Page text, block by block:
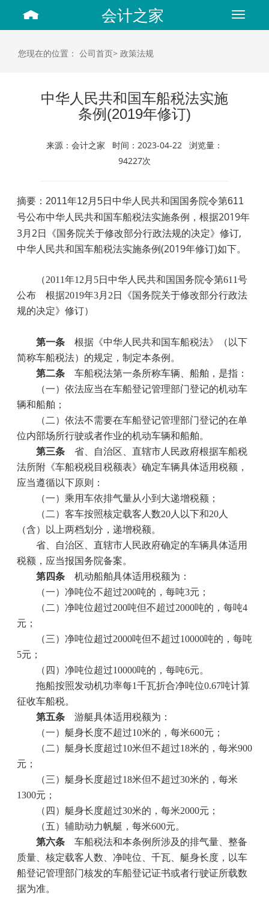
Toggle
会计之家
您现在的位置： 公司首页> 政策法规
中华人民共和国车船税法实施
条例(2019年修订)
来源：会计之家 时间：2023-04-22 浏览量：
94227次
摘要：2011年12月5日中华人民共和国国务院令第611
号公布中华人民共和国车船税法实施条例 ，根据2019年
3月2日《国务院关于修改部分行政法规的决定》修订,
中华人民共和国车船税法实施条例(2019年修订)如下。
（2011年12 月 5日中华人民共和国国务院令第611号
公布 根据2019年3月 2 日《国务院关于修改部分行政法
规的决定》修订）
第一条 根据《中华人民共和国车船税法》（以下
简称车船税法）的规定，制定本条例。
第二条 车船税法第一条所称车辆、船舶，是指：
（一）依法应当在车船登记管理部门登记的机动车
辆和船舶；
（二）依法不需要在车船登记管理部门登记的在单
位内部场所行驶或者作业的机动车辆和船舶。
第三条 省、自治区、直辖市人民政府根据车船税
法所附《车船税税目税额表》确定车辆具体适用税额，
应当遵循以下原则：
（一）乘用车依排气量从小到大递增税额；
（二）客车按照核定载客人数20 人以下和20 人
（含）以上两档划分，递增税额。
省、自治区、直辖市人民政府确定的车辆具体适用
税额，应当报国务院备案。
第四条 机动船舶具体适用税额为：
（一）净吨位不超过200吨的，每吨3元；
（二）净吨位超过200吨但不超过2000吨的，每吨4
元；
（三）净吨位超过2000吨但不超过10000吨的，每吨
5元；
（四）净吨位超过10000吨的，每吨6元。
拖船按照发动机功率每1千瓦折合净吨位0.67吨计算
征收车船税。
第五条 游艇具体适用税额为：
（一）艇身长度不超过10米的，每米600元；
（二）艇身长度超过10米但不超过18米的，每米900
元；
（三）艇身长度超过18米但不超过30米的，每米
1300元；
（四）艇身长度超过30米的，每米2000元；
（五）辅助动力帆艇，每米600元。
第六条 车船税法和本条例所涉及的排气量、整备
质量、核定载客人数、净吨位、千瓦、艇身长度，以车
船登记管理部门核发的车船登记证书或者行驶证所载数
据为准。